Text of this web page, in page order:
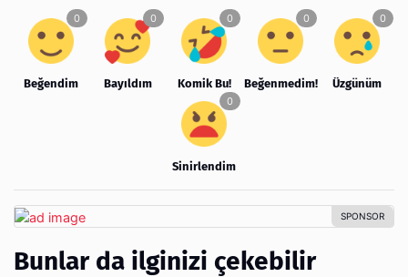
Beğendim Bayıldım Komik Bu! Beğenmedim! Üzgünüm
Sinirlendim
Bunlar da ilginizi çekebilir